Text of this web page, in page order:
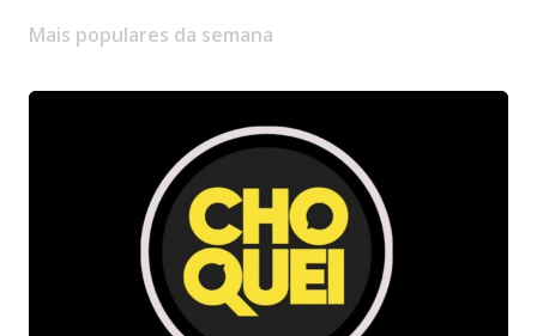
Mais populares da semana